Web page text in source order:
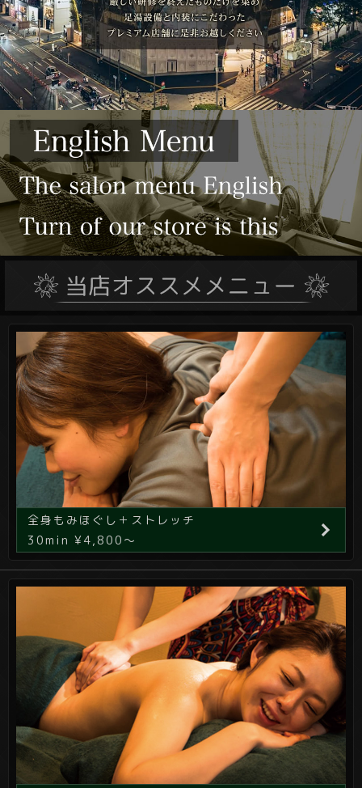
全身もみほぐし＋ストレッチ
30min ¥4,800～